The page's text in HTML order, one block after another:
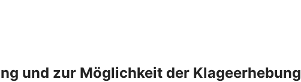
und zur Möglichkeit der Klageerhebung